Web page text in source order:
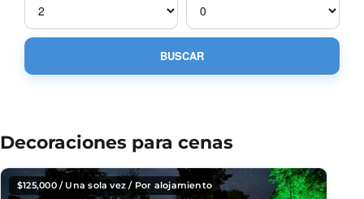
Decoraciones para cenas
$125,000/ Una sola vez / Por alojamiento